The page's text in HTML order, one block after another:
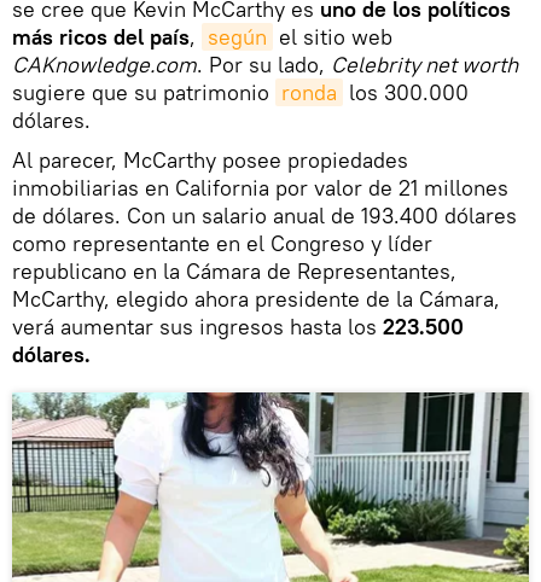
se cree que Kevin McCarthy es uno de los políticos
más ricos del país, según el sitio web
CAKnowledge.com. Por su lado, Celebrity net worth
sugiere que su patrimonio ronda los 300.000
dólares.
Al parecer, McCarthy posee propiedades
inmobiliarias en California por valor de 21 millones
de dólares. Con un salario anual de 193.400 dólares
como representante en el Congreso y líder
republicano en la Cámara de Representantes,
McCarthy, elegido ahora presidente de la Cámara,
verá aumentar sus ingresos hasta los 223.500
dólares.